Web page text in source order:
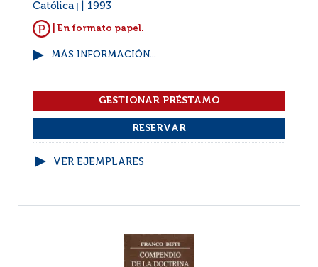
Católica
1993
| En formato papel.
MÁS INFORMACIÓN...
VER EJEMPLARES